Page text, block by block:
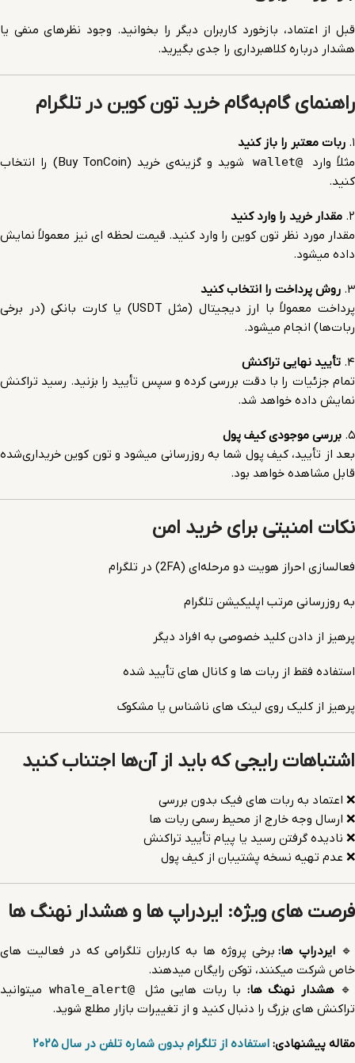
قبل از اعتماد، بازخورد کاربران دیگر را بخوانید. وجود نظرهای منفی یا
هشدار درباره کلاهبرداری را جدی بگیرید.
راهنمای گام‌به‌گام خرید تون کوین در تلگرام
۱. ربات معتبر را باز کنید
مثلاً وارد
@wallet
شوید و گزینه‌ی خرید (Buy TonCoin) را انتخاب
کنید.
۲. مقدار خرید را وارد کنید
مقدار مورد نظر تون کوین را وارد کنید. قیمت لحظه ای نیز معمولاً نمایش
داده میشود.
۳. روش پرداخت را انتخاب کنید
پرداخت معمولاً با ارز دیجیتال (مثل USDT) یا کارت بانکی (در برخی
ربات‌ها) انجام میشود.
۴. تأیید نهایی تراکنش
تمام جزئیات را با دقت بررسی کرده و سپس تأیید را بزنید. رسید تراکنش
نمایش داده خواهد شد.
۵. بررسی موجودی کیف پول
بعد از تأیید، کیف پول شما به روزرسانی میشود و تون کوین خریداری‌شده
قابل مشاهده خواهد بود.
نکات امنیتی برای خرید امن
فعالسازی احراز هویت دو مرحله‌ای (2FA) در تلگرام
به روزرسانی مرتب اپلیکیشن تلگرام
پرهیز از دادن کلید خصوصی به افراد دیگر
استفاده فقط از ربات ها و کانال های تأیید شده
پرهیز از کلیک روی لینک های ناشناس یا مشکوک
اشتباهات رایجی که باید از آن‌ها اجتناب کنید
❌ اعتماد به ربات های فیک بدون بررسی
❌ ارسال وجه خارج از محیط رسمی ربات ها
❌ نادیده گرفتن رسید یا پیام تأیید تراکنش
❌ عدم تهیه نسخه پشتیبان از کیف پول
فرصت های ویژه: ایردراپ ها و هشدار نهنگ ها
🔹 ایردراپ ها: برخی پروژه ها به کاربران تلگرامی که در فعالیت های
خاص شرکت میکنند، توکن رایگان میدهند.
🔹هشدار نهنگ ها: با ربات هایی مثل @whale_alert
میتوانید
تراکنش های بزرگ را دنبال کنید و از تغییرات بازار مطلع شوید.
مقاله پیشنهادی: استفاده از تلگرام بدون شماره تلفن در سال ۲۰۲۵